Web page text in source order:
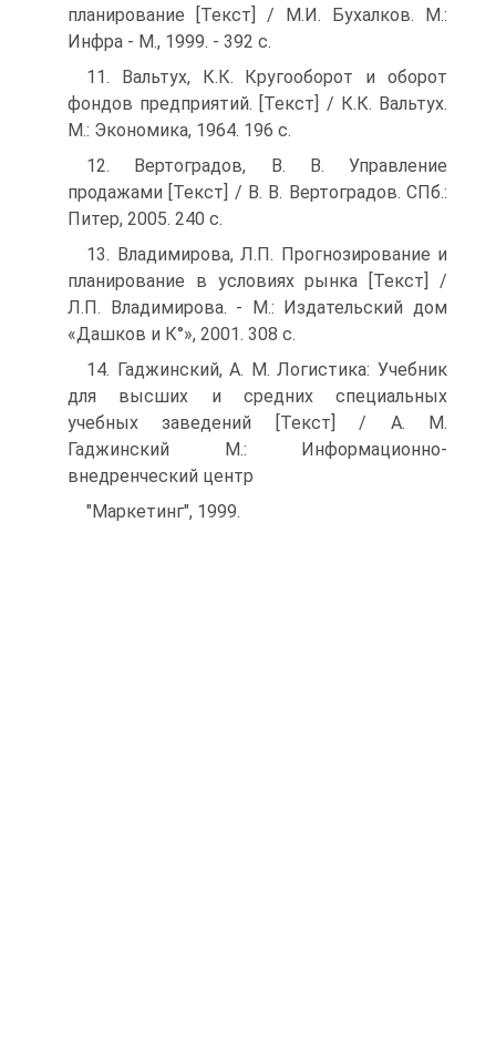
планирование [Текст] / М.И. Бухалков. М.:
Инфра - М., 1999. - 392 с.
11. Вальтух, К.К. Кругооборот и оборот
фондов предприятий. [Текст] / К.К. Вальтух.
М.: Экономика, 1964. 196 с.
12. Вертоградов, В. В. Управление
продажами [Текст] / В. В. Вертоградов. СПб.:
Питер, 2005. 240 с.
13. Владимирова, Л.П. Прогнозирование и
планирование в условиях рынка [Текст] /
Л.П. Владимирова. - М.: Издательский дом
«Дашков и К°», 2001. 308 с.
14. Гаджинский, А. М. Логистика: Учебник
для высших и средних специальных
учебных заведений [Текст] / А. М.
Гаджинский М.: Информационно-
внедренческий центр
"Маркетинг", 1999.